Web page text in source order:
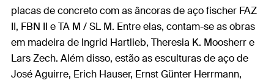
placas de concreto com as âncoras de aço fischer FAZ
II, FBN II e TA M / SL M. Entre elas, contam-se as obras
em madeira de Ingrid Hartlieb, Theresia K. Moosherr e
Lars Zech. Além disso, estão as esculturas de aço de
José Aguirre, Erich Hauser, Ernst Günter Herrmann,